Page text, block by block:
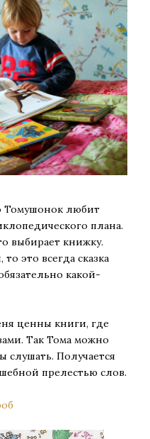
Томушонок любит
плана.
выбирает книжку.
это всегда сказка
какой-
ценны книги, где
Так Тома можно
слушать. Получается
прелестью слов.